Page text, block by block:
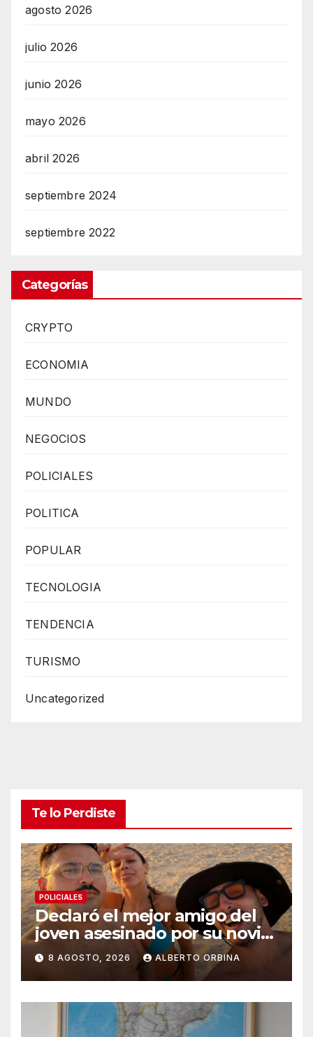
agosto 2026
julio 2026
junio 2026
mayo 2026
abril 2026
septiembre 2024
septiembre 2022
Categorías
CRYPTO
ECONOMIA
MUNDO
NEGOCIOS
POLICIALES
POLITICA
POPULAR
TECNOLOGIA
TENDENCIA
TURISMO
Uncategorized
Te lo Perdiste
POLICIALES
Declaró el mejor amigo del
joven asesinado por su novia
en Chaco: “Le supliqué para
que la dejara, él era su
rehén”
8 AGOSTO, 2026 ALBERTO ORBINA